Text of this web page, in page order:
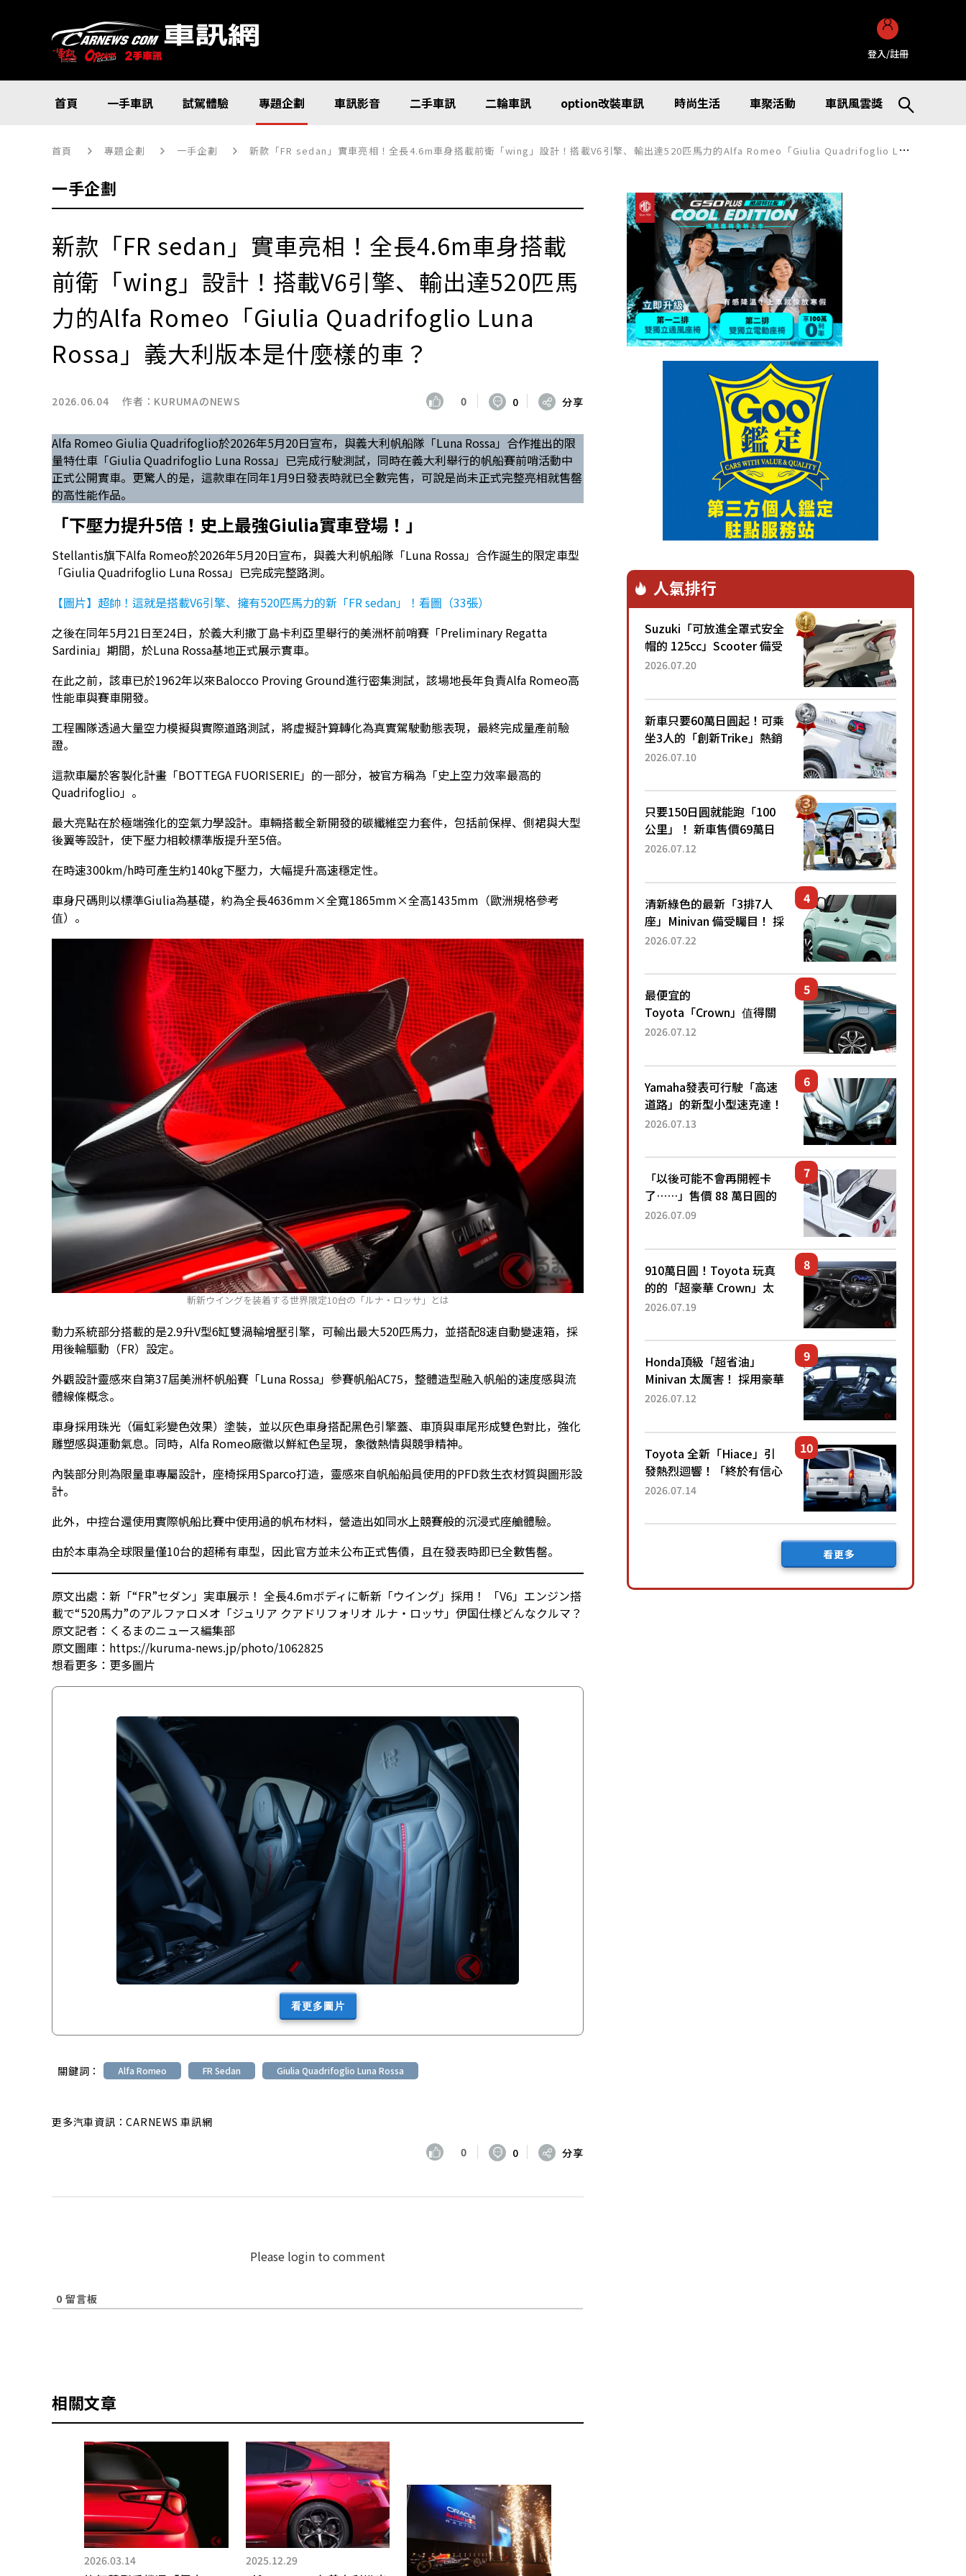
登入/註冊
首頁 一手車訊 試駕體驗 專題企劃 車訊影音 二手車訊 二輪車訊 option改裝車訊 時尚生活 車聚活動 車訊風雲獎
首頁 專題企劃 一手企劃 新款「FR sedan」實車亮相！全長4.6m車身搭載前衛「wing」設計！搭載V6引擎、輸出達520匹馬力的Alfa Romeo「Giulia Quadrifoglio Luna Rossa」義大利版本是什麼樣的車？
一手企劃
新款「FR sedan」實車亮相！全長4.6m車身搭載
前衛「wing」設計！搭載V6引擎、輸出達520匹馬
力的Alfa Romeo「Giulia Quadrifoglio Luna
Rossa」義大利版本是什麼樣的車？
2026.06.04 作者： KURUMAのNEWS 0 0 分享
Alfa Romeo Giulia Quadrifoglio於2026年5月20日宣布，與義大利帆船隊「Luna Rossa」合作推出的限
量特仕車「Giulia Quadrifoglio Luna Rossa」已完成行駛測試，同時在義大利舉行的帆船賽前哨活動中
正式公開實車。更驚人的是，這款車在同年1月9日發表時就已全數完售，可說是尚未正式完整亮相就售罄
的高性能作品。
「下壓力提升5倍！史上最強Giulia實車登場！」
Stellantis旗下Alfa Romeo於2026年5月20日宣布，與義大利帆船隊「Luna Rossa」合作誕生的限定車型
「Giulia Quadrifoglio Luna Rossa」已完成完整路測。
【圖片】超帥！這就是搭載V6引擎、擁有520匹馬力的新「FR sedan」！看圖（33張）
之後在同年5月21日至24日，於義大利撒丁島卡利亞里舉行的美洲杯前哨賽「Preliminary Regatta
Sardinia」期間，於Luna Rossa基地正式展示實車。
在此之前，該車已於1962年以來Balocco Proving Ground進行密集測試，該場地長年負責Alfa Romeo高
性能車與賽車開發。
工程團隊透過大量空力模擬與實際道路測試，將虛擬計算轉化為真實駕駛動態表現，最終完成量產前驗
證。
這款車屬於客製化計畫「BOTTEGA FUORISERIE」的一部分，被官方稱為「史上空力效率最高的
Quadrifoglio」。
最大亮點在於極端強化的空氣力學設計。車輛搭載全新開發的碳纖維空力套件，包括前保桿、側裙與大型
後翼等設計，使下壓力相較標準版提升至5倍。
在時速300km/h時可產生約140kg下壓力，大幅提升高速穩定性。
車身尺碼則以標準Giulia為基礎，約為全長4636mm×全寬1865mm×全高1435mm（歐洲規格參考
值）。
斬新ウイングを装着する世界限定10台の「ルナ・ロッサ」とは
動力系統部分搭載的是2.9升V型6缸雙渦輪增壓引擎，可輸出最大520匹馬力，並搭配8速自動變速箱，採
用後輪驅動（FR）設定。
外觀設計靈感來自第37屆美洲杯帆船賽「Luna Rossa」參賽帆船AC75，整體造型融入帆船的速度感與流
體線條概念。
車身採用珠光（偏虹彩變色效果）塗裝，並以灰色車身搭配黑色引擎蓋、車頂與車尾形成雙色對比，強化
雕塑感與運動氣息。同時，Alfa Romeo廠徽以鮮紅色呈現，象徵熱情與競爭精神。
內裝部分則為限量車專屬設計，座椅採用Sparco打造，靈感來自帆船船員使用的PFD救生衣材質與圖形設
計。
此外，中控台還使用實際帆船比賽中使用過的帆布材料，營造出如同水上競賽般的沉浸式座艙體驗。
由於本車為全球限量僅10台的超稀有車型，因此官方並未公布正式售價，且在發表時即已全數售罄。
原文出處：新「“FR”セダン」実車展示！ 全長4.6mボディに斬新「ウイング」採用！ 「V6」エンジン搭
載で“520馬力”のアルファロメオ「ジュリア クアドリフォリオ ルナ・ロッサ」伊国仕様どんなクルマ？
原文記者：くるまのニュース編集部
原文圖庫：https://kuruma-news.jp/photo/1062825
想看更多： 更多圖片
看更多圖片
關鍵詞： Alfa Romeo FR Sedan Giulia Quadrifoglio Luna Rossa
更多汽車資訊：CARNEWS 車訊網
0 0 分享
Please login to comment
0 留言板
相關文章
2026.03.14 2025.12.29
人氣排行
Suzuki「可放進全罩式安全
帽的 125cc」Scooter 備受
矚目！採用全新流線設計與
已陸續開始出口的新款
「B...
2026.07.20
新車只要60萬日圓起！可乘
坐3人的「創新Trike」熱銷
大賣成為人氣車款！「養車
日圓就能跑100公里」「小
朋友坐得...
2026.07.10
只要150日圓就能跑「100
公里」！ 新車售價69萬日
圓的「3人座」Trike大受歡
為何能迅速熱賣？
2026.07.12
清新綠色的最新「3排7人
座」Minivan 備受矚目！ 採
用全長4.7公尺剛剛好的車
還推出467萬元日圓起的5
人座版...
2026.07.22
最便宜的
Toyota「Crown」值得關
注！ 搭載4WD、每公升
眼！ 配備豐富、超越售價
水準，堪稱高CP值代表的
「...
2026.07.12
Yamaha發表可行駛「高速
道路」的新型小型速克達！
搭載能享受超強勁「渦輪
高階「Super Sport」車款
相同的...
2026.07.13
「以後可能不會再開輕卡
了……」售價 88 萬日圓的
「超迷你輕型貨車」引發兩
100 公里！」「免驗車真的
太棒了！...
2026.07.09
910萬日圓！Toyota 玩真
的的「超豪華 Crown」太
厲害了！採用由「匠人技
運動化「底盤設定」！還配
備專屬豪華...
2026.07.19
Honda頂級「超省油」
Minivan 太厲害！ 採用豪華
「真皮座椅」與專屬「黑色
公里，兼具優異節能表現與
舒適「三...
2026.07.12
Toyota 全新「Hiace」引
發熱烈迴響！「終於有信心
下訂了！」「哪個等級交車
後竟然還要等「超過半年」
2026.07.14
看更多